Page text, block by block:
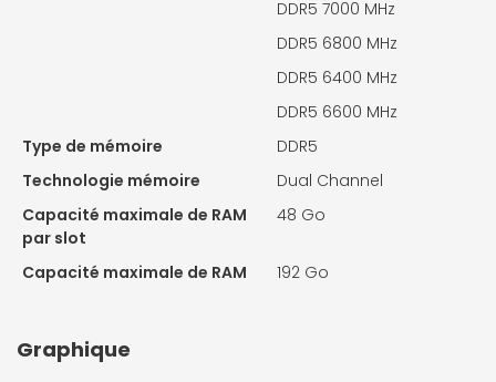
DDR5 7000 MHz
DDR5 6800 MHz
DDR5 6400 MHz
DDR5 6600 MHz
Type de mémoire
DDR5
Technologie mémoire
Dual Channel
Capacité maximale de RAM
par slot
48 Go
Capacité maximale de RAM 192 Go
Graphique